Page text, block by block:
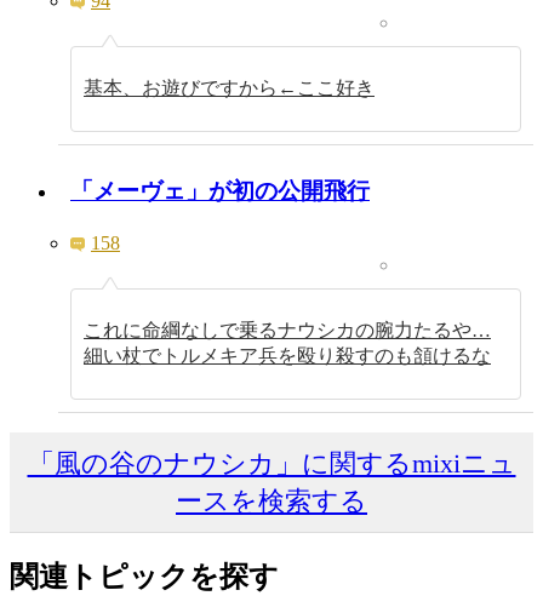
基本、お遊びですから←ここ好き
「メーヴェ」が初の公開飛行
158
これに命綱なしで乗るナウシカの腕力たるや…
細い杖でトルメキア兵を殴り殺すのも頷けるな
「風の谷のナウシカ」に関するmixiニュ
ースを検索する
関連トピックを探す